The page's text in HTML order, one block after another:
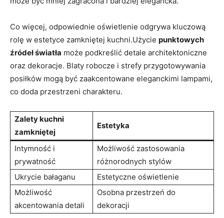
Co więcej, odpowiednie oświetlenie odgrywa kluczową
rolę w estetyce zamkniętej kuchni.Użycie punktowych
źródeł światła może podkreślić detale architektoniczne
oraz dekoracje. Blaty robocze i strefy przygotowywania
posiłków mogą być zaakcentowane eleganckimi lampami,
co doda przestrzeni charakteru.
Zalety kuchni
zamkniętej
Estetyka
Intymność i
prywatność
Możliwość zastosowania
różnorodnych stylów
Ukrycie bałaganu
Estetyczne oświetlenie
Możliwość
akcentowania detali
Osobna przestrzeń do
dekoracji